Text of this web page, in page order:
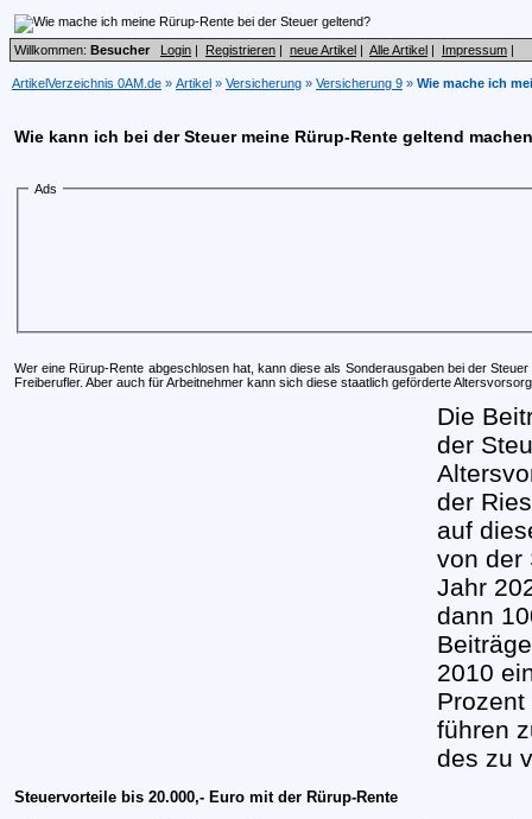
Willkommen: Besucher Login | Registrieren | neue Artikel | Alle Artikel | Impressum |
ArtikelVerzeichnis 0AM.de » Artikel » Versicherung » Versicherung 9 » Wie mache ich
Wie kann ich bei der Steuer meine Rürup-Rente geltend
Ads
Wer eine Rürup-Rente abgeschlosen hat, kann diese als Sonderausgaben bei der
Freiberufler. Aber auch für Arbeitnehmer kann sich diese staatlich geförderte
Die
der
der
auf
von der
Jahr
dann
2010
führen
des zu
Steuervorteile bis 20.000,- Euro mit der Rürup-Rente